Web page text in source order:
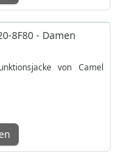
8F80 - Damen
von Camel